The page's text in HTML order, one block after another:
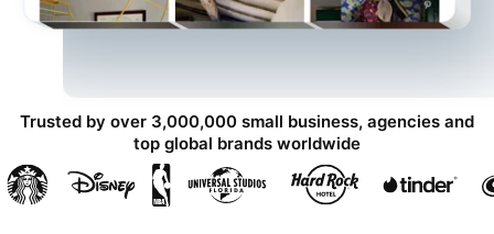
Trusted by over 3,000,000 small business, agencies and
top global brands worldwide